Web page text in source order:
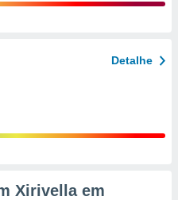
Detalhe
Xirivella em